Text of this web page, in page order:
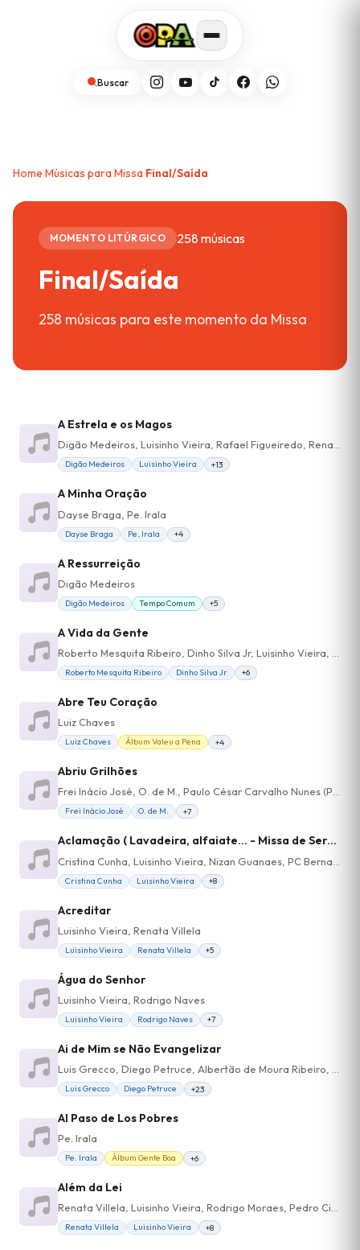
Buscar
Home Músicas para Missa Final/Saída
MOMENTO LITÚRGICO 258 músicas
Final/Saída
258 músicas para este momento da Missa
A Estrela e os Magos
Digão Medeiros, Luisinho Vieira, Rafael Figueiredo, Renato Alvarez, Leonardo Correia, Angela Correia, Ana Luisa Alvarez, Marcia Visconte, Rafael Ferrari, Dinho Silva Jr
Digão Medeiros Luisinho Vieira +13
A Minha Oração
Dayse Braga, Pe. Irala
Dayse Braga Pe. Irala +4
A Ressurreição
Digão Medeiros
Digão Medeiros Tempo Comum +5
A Vida da Gente
Roberto Mesquita Ribeiro Dinho Silva Jr +6
Abre Teu Coração
Luiz Chaves
Luiz Chaves Álbum Valeu a Pena +4
Abriu Grilhões
Frei Inácio José, O. de M., Paulo César Carvalho Nunes (Pepeu)
Frei Inácio José O. de M. +7
Aclamação ( Lavadeira, alfaiate... - Missa de Serviço - Entrada)
Cristina Cunha Luisinho Vieira +8
Acreditar
Luisinho Vieira, Renata Villela
Luisinho Vieira Renata Villela +5
Água do Senhor
Luisinho Vieira, Rodrigo Naves
Luisinho Vieira Rodrigo Naves +7
Ai de Mim se Não Evangelizar
Luis Grecco Diego Petruce +23
Al Paso de Los Pobres
Pe. Irala
Pe. Irala Álbum Gente Boa +6
Além da Lei
Renata Villela, Luisinho Vieira, Rodrigo Moraes, Pedro Cintra, Lucas Lucas, Carlos (Dedé) Cintra
Renata Villela Luisinho Vieira +8